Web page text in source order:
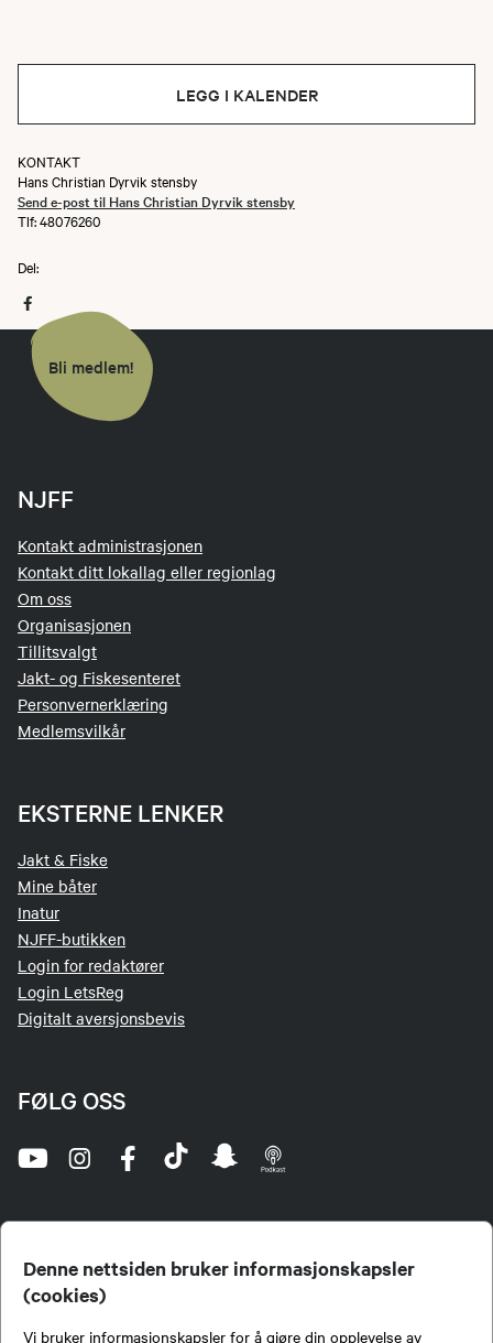
Denne nettsiden bruker informasjonskapsler
(cookies)
Vi bruker informasjonskapsler for å gjøre din opplevelse av
LEGG I KALENDER
KONTAKT
Hans Christian Dyrvik stensby
Send e-post til Hans Christian Dyrvik stensby
Tlf: 48076260
Del:
Bli medlem!
NJFF
Kontakt administrasjonen
Kontakt ditt lokallag eller regionlag
Om oss
Organisasjonen
Tillitsvalgt
Jakt- og Fiskesenteret
Personvernerklæring
Medlemsvilkår
EKSTERNE LENKER
Jakt & Fiske
Mine båter
Inatur
NJFF-butikken
Login for redaktører
Login LetsReg
Digitalt aversjonsbevis
FØLG OSS
jegere og sportsfiskere og et av de viktigste miljøene for formidling av kunnskap om jakt og